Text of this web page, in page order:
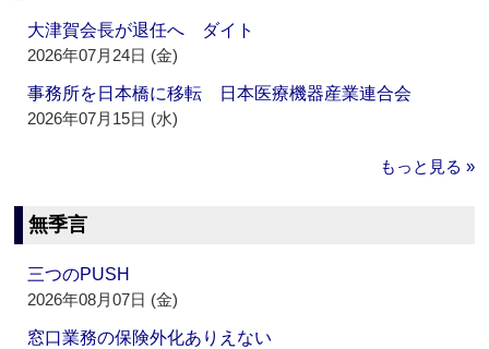
大津賀会長が退任へ ダイト
2026年07月24日 (金)
事務所を日本橋に移転 日本医療機器産業連合会
2026年07月15日 (水)
もっと見る »
無季言
三つのPUSH
2026年08月07日 (金)
窓口業務の保険外化ありえない